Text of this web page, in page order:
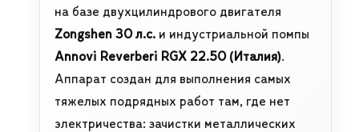
на базе двухцилиндрового двигателя
Zongshen 30 л.с. и индустриальной помпы
Annovi Reverberi RGX 22.50 (Италия).
Аппарат создан для выполнения самых
тяжелых подрядных работ там, где нет
электричества: зачистки металлических